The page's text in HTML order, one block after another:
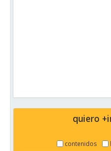
quiero
contenidos